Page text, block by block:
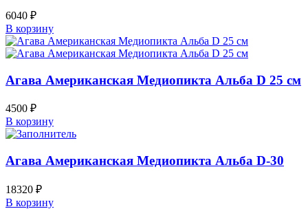
6040 ₽
В корзину
Агава Американская Медиопикта Альба D 25 см
4500 ₽
В корзину
Агава Американская Медиопикта Альба D-30
18320 ₽
В корзину